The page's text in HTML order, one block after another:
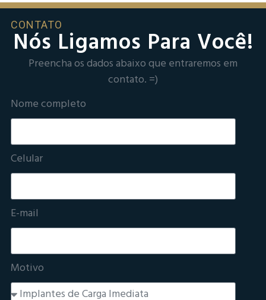
CONTATO
Nós Ligamos Para Você!
Preencha os dados abaixo que entraremos em
contato. =)
Nome completo
Celular
E-mail
Motivo